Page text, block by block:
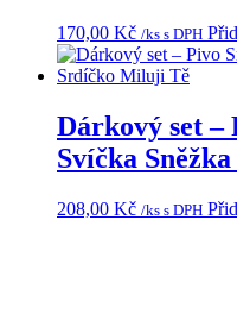
170,00 Kč /ks s DPH
Dárkový set –
Svíčka
208,00 Kč /ks s DPH